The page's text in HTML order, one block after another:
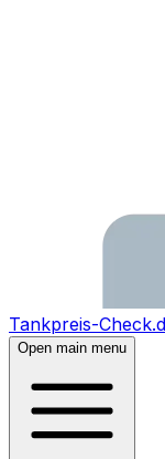
Tankpreis-
Open main menu